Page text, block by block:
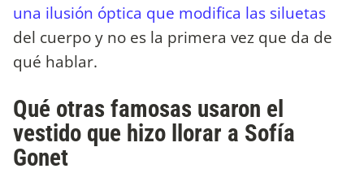
una ilusión óptica que modifica las siluetas
del cuerpo y no es la primera vez que da de
qué hablar.
Qué otras famosas usaron el
vestido que hizo llorar a Sofía
Gonet